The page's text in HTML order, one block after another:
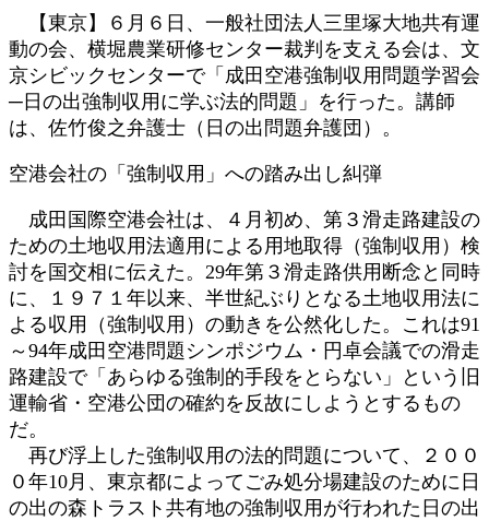
【東京】６月６日、一般社団法人三里塚大地共有運
動の会、横堀農業研修センター裁判を支える会は、文
京シビックセンターで「成田空港強制収用問題学習会
─日の出強制収用に学ぶ法的問題」を行った。講師
は、佐竹俊之弁護士（日の出問題弁護団）。
空港会社の「強制収用」への踏み出し糾弾
成田国際空港会社は、４月初め、第３滑走路建設の
ための土地収用法適用による用地取得（強制収用）検
討を国交相に伝えた。29年第３滑走路供用断念と同時
に、１９７１年以来、半世紀ぶりとなる土地収用法に
よる収用（強制収用）の動きを公然化した。これは91
～94年成田空港問題シンポジウム・円卓会議での滑走
路建設で「あらゆる強制的手段をとらない」という旧
運輸省・空港公団の確約を反故にしようとするもの
だ。
再び浮上した強制収用の法的問題について、２００
０年10月、東京都によってごみ処分場建設のために日
の出の森トラスト共有地の強制収用が行われた日の出